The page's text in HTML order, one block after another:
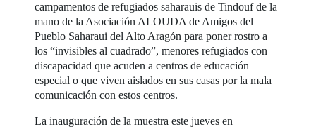
campamentos de refugiados saharauis de Tindouf de la
mano de la Asociación ALOUDA de Amigos del
Pueblo Saharaui del Alto Aragón para poner rostro a
los “invisibles al cuadrado”, menores refugiados con
discapacidad que acuden a centros de educación
especial o que viven aislados en sus casas por la mala
comunicación con estos centros.
La inauguración de la muestra este jueves en